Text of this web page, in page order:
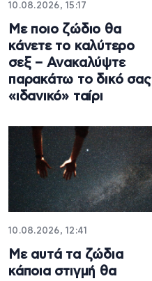
10.08.2026, 15:17
Με ποιο ζώδιο θα
κάνετε το καλύτερο
σεξ – Ανακαλύψτε
παρακάτω το δικό σας
«ιδανικό» ταίρι
10.08.2026, 12:41
Με αυτά τα ζώδια
κάποια στιγμή θα